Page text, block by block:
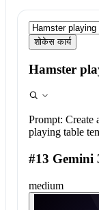
शोकेस कार्य
Hamster
Prompt: Create
playing table
#13 Gemini
medium